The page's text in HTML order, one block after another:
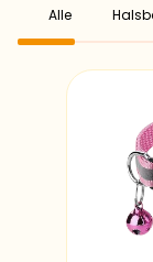
Alle